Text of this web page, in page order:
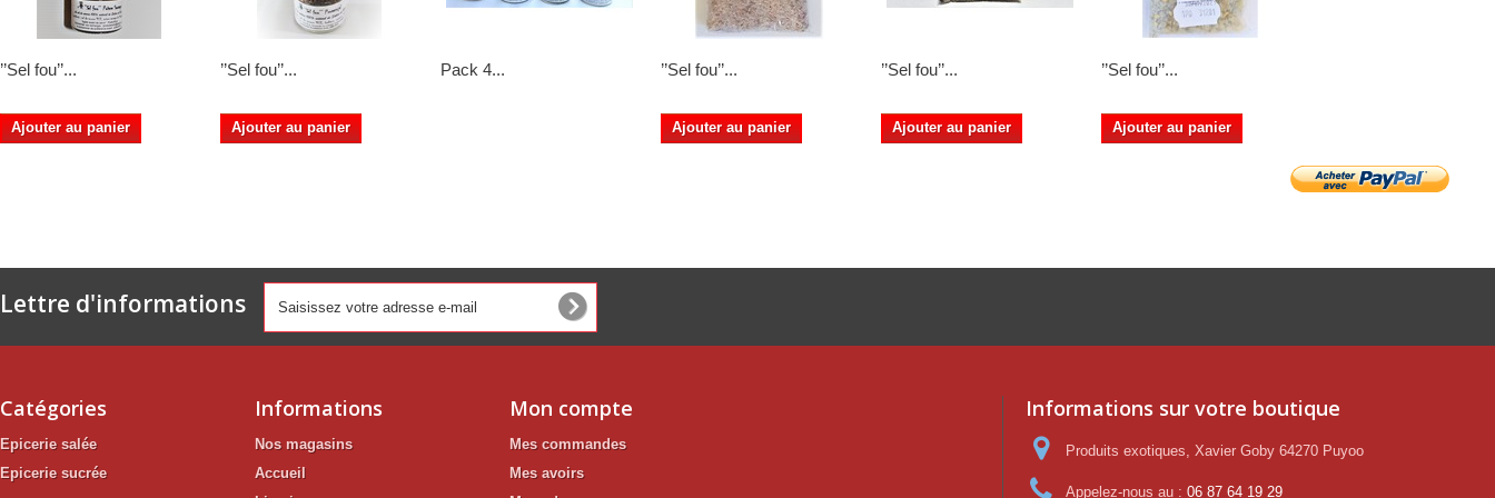
’’Sel fou’’...
Ajouter au panier
’’Sel fou’’...
Ajouter au panier
Pack 4... ’’Sel fou’’...
Ajouter au panier
’’Sel fou’’...
Ajouter au panier
’’Sel fou’’...
Ajouter au panier
Lettre d'informations
Catégories
Epicerie salée
Epicerie sucrée
Informations
Nos magasins
Accueil
Mon compte
Mes commandes
Mes avoirs
Informations sur votre boutique
Produits exotiques, Xavier Goby 64270 Puyoo
Appelez-nous au : 06 87 64 19 29